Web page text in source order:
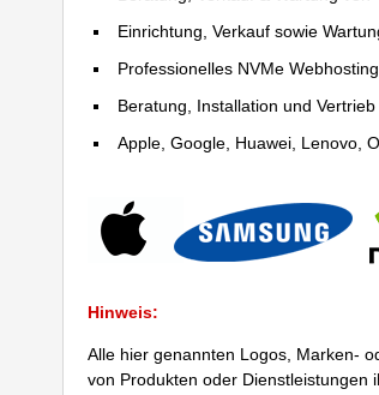
Einrichtung, Verkauf sowie
Professionelles NVMe
Beratung, Installation und
Apple, Google, Huawei, Lenovo,
Hinweis:
Alle hier genannten Logos, Marken-
von Produkten oder Dienstleistungen